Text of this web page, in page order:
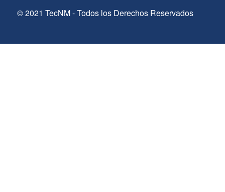
© 2021 TecNM - Todos los Derechos Reservados